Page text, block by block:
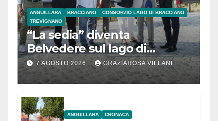
ANGUILLARA BRACCIANO
CONSORZIO LAGO DI BRACCIANO
TREVIGNANO
“La sedia” diventa
Belvedere sul lago di
Bracciano: ieri
l’inaugurazione
7 AGOSTO 2026 GRAZIAROSA VILLANI
ANGUILLARA CRONACA